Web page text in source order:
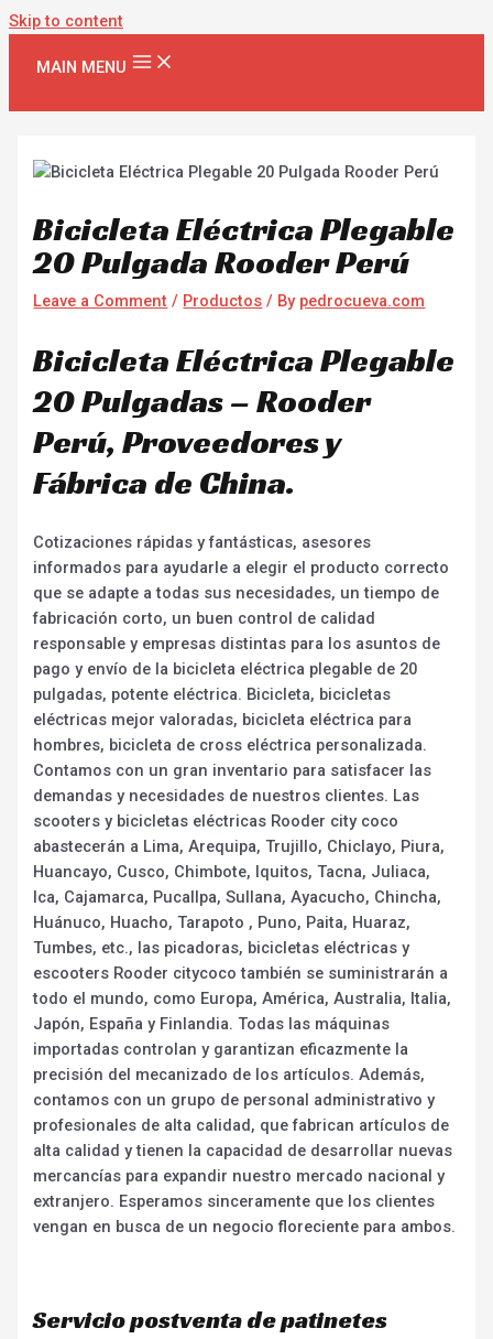
Skip to content
MAIN MENU
Bicicleta Eléctrica Plegable
20 Pulgada Rooder Perú
Leave a Comment / Productos / By pedrocueva.com
Bicicleta Eléctrica Plegable
20 Pulgadas – Rooder
Perú, Proveedores y
Fábrica de China.
Cotizaciones rápidas y fantásticas, asesores
informados para ayudarle a elegir el producto correcto
que se adapte a todas sus necesidades, un tiempo de
fabricación corto, un buen control de calidad
responsable y empresas distintas para los asuntos de
pago y envío de la bicicleta eléctrica plegable de 20
pulgadas, potente eléctrica. Bicicleta, bicicletas
eléctricas mejor valoradas, bicicleta eléctrica para
hombres, bicicleta de cross eléctrica personalizada.
Contamos con un gran inventario para satisfacer las
demandas y necesidades de nuestros clientes. Las
scooters y bicicletas eléctricas Rooder city coco
abastecerán a Lima, Arequipa, Trujillo, Chiclayo, Piura,
Huancayo, Cusco, Chimbote, Iquitos, Tacna, Juliaca,
Ica, Cajamarca, Pucallpa, Sullana, Ayacucho, Chincha,
Huánuco, Huacho, Tarapoto , Puno, Paita, Huaraz,
Tumbes, etc., las picadoras, bicicletas eléctricas y
escooters Rooder citycoco también se suministrarán a
todo el mundo, como Europa, América, Australia, Italia,
Japón, España y Finlandia. Todas las máquinas
importadas controlan y garantizan eficazmente la
precisión del mecanizado de los artículos. Además,
contamos con un grupo de personal administrativo y
profesionales de alta calidad, que fabrican artículos de
alta calidad y tienen la capacidad de desarrollar nuevas
mercancías para expandir nuestro mercado nacional y
extranjero. Esperamos sinceramente que los clientes
vengan en busca de un negocio floreciente para ambos.
Servicio postventa de patinetes